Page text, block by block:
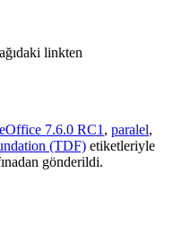
linkten
7.6.0 RC1 , paralel,
(TDF) etiketleriyle
gönderildi.